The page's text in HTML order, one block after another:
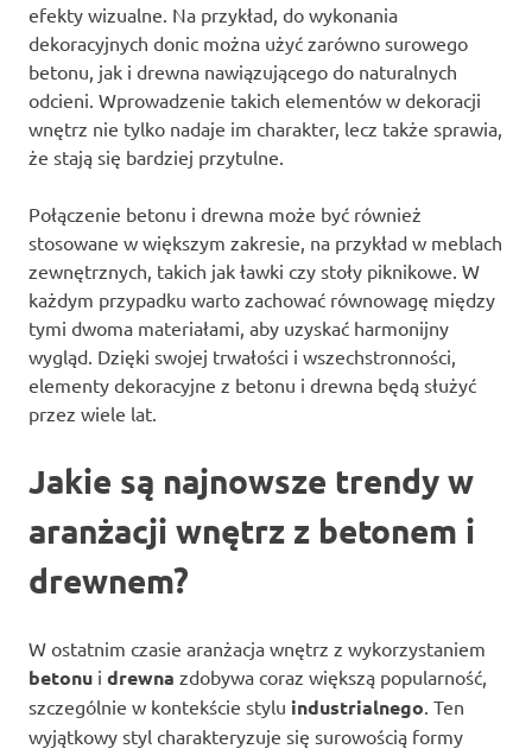
efekty wizualne. Na przykład, do wykonania
dekoracyjnych donic można użyć zarówno surowego
betonu, jak i drewna nawiązującego do naturalnych
odcieni. Wprowadzenie takich elementów w dekoracji
wnętrz nie tylko nadaje im charakter, lecz także sprawia,
że stają się bardziej przytulne.
Połączenie betonu i drewna może być również
stosowane w większym zakresie, na przykład w meblach
zewnętrznych, takich jak ławki czy stoły piknikowe. W
każdym przypadku warto zachować równowagę między
tymi dwoma materiałami, aby uzyskać harmonijny
wygląd. Dzięki swojej trwałości i wszechstronności,
elementy dekoracyjne z betonu i drewna będą służyć
przez wiele lat.
Jakie są najnowsze trendy w
aranżacji wnętrz z betonem i
drewnem?
W ostatnim czasie aranżacja wnętrz z wykorzystaniem
betonu i drewna zdobywa coraz większą popularność,
szczególnie w kontekście stylu industrialnego . Ten
wyjątkowy styl charakteryzuje się surowością formy